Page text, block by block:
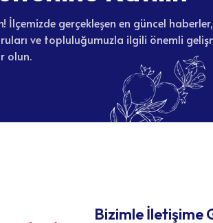
İlçemizde gerçekleşen en güncel haberler,
ve topluluğumuzla ilgili önemli
olun.
Bizimle İletişime